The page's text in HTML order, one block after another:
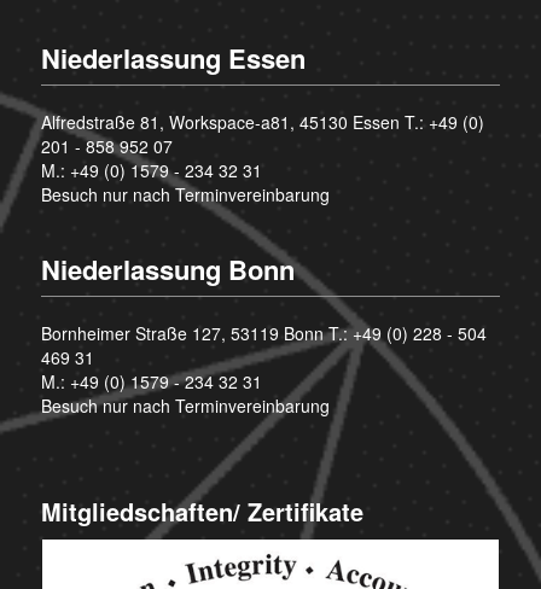
Niederlassung Essen
Alfredstraße 81, Workspace-a81, 45130 Essen T.: +49 (0)
201 - 858 952 07
M.: +49 (0) 1579 - 234 32 31
Besuch nur nach Terminvereinbarung
Niederlassung Bonn
Bornheimer Straße 127, 53119 Bonn T.:+49 (0) 228 - 504
469 31
M.: +49 (0) 1579 - 234 32 31
Besuch nur nach Terminvereinbarung
Mitgliedschaften/ Zertifikate